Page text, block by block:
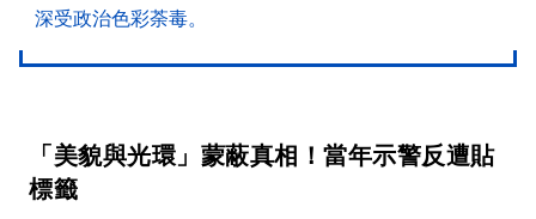
深受政治色彩荼毒。
「美貌與光環」蒙蔽真相！當年示警反遭貼
標籤